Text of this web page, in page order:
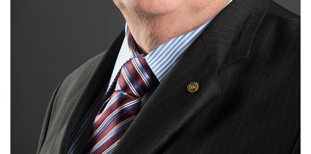
Ismael Guarnelli
Presidente